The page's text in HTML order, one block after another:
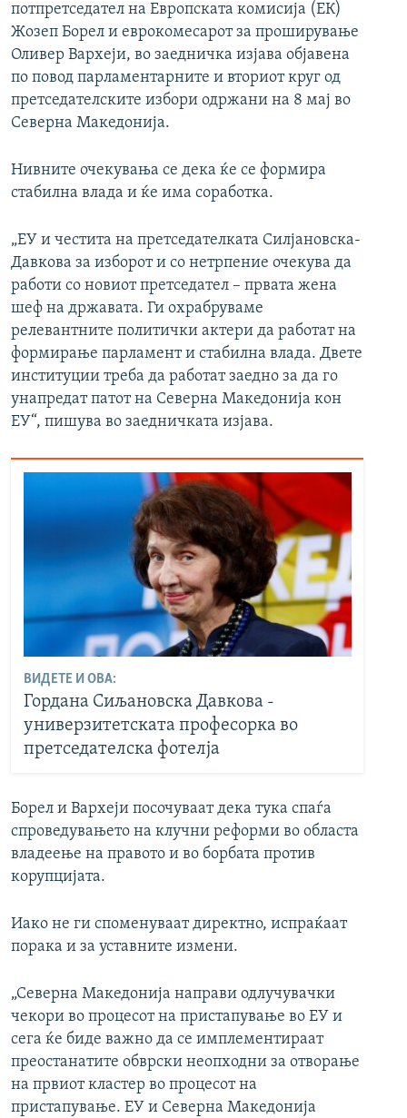
потпретседател на Европската комисија (ЕК)
Жозеп Борел и еврокомесарот за проширување
Оливер Вархеји, во заедничка изјава објавена
по повод парламентарните и вториот круг од
претседателските избори одржани на 8 мај во
Северна Македонија.
Нивните очекувања се дека ќе се формира
стабилна влада и ќе има соработка.
„ЕУ и честита на претседателката Силјановска-
Давкова за изборот и со нетрпение очекува да
работи со новиот претседател – првата жена
шеф на државата. Ги охрабруваме
релевантните политички актери да работат на
формирање парламент и стабилна влада. Двете
институции треба да работат заедно за да го
унапредат патот на Северна Македонија кон
ЕУ“, пишува во заедничката изјава.
ВИДЕТЕ И ОВА:
Гордана Сиљановска Давкова -
универзитетската професорка во
претседателска фотелја
Борел и Вархеји посочуваат дека тука спаѓа
спроведувањето на клучни реформи во областа
владеење на правото и во борбата против
корупцијата.
Иако не ги споменуваат директно, испраќаат
порака и за уставните измени.
„Северна Македонија направи одлучувачки
чекори во процесот на пристапување во ЕУ и
сега ќе биде важно да се имплементираат
преостанатите обврски неопходни за отворање
на првиот кластер во процесот на
пристапување. ЕУ и Северна Македонија